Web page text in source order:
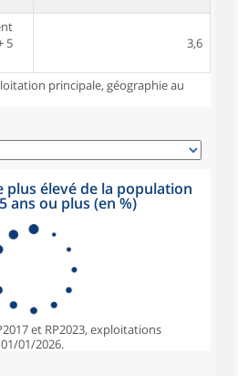
5
3,6
principale, géographie au
plus élevé de la population
ans ou plus (en %)
et RP2023, exploitations
01/2026.